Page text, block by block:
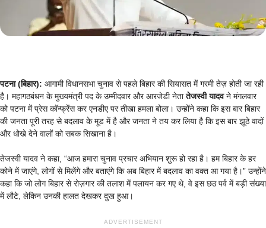
पटना (बिहार): आगामी विधानसभा चुनाव से पहले बिहार की सियासत में गरमी तेज़ होती जा रही
है। महागठबंधन के मुख्यमंत्री पद के उम्मीदवार और आरजेडी नेतातेजस्वी यादवने मंगलवार
को पटना में प्रेस कॉन्फ्रेंस कर एनडीए पर तीखा हमला बोला। उन्होंने कहा कि इस बार बिहार
की जनता पूरी तरह से बदलाव के मूड में है और जनता ने तय कर लिया है कि इस बार झूठे वादों
और धोखे देने वालों को सबक सिखाना है।
तेजस्वी यादव ने कहा, “आज हमारा चुनाव प्रचार अभियान शुरू हो रहा है। हम बिहार के हर
कोने में जाएंगे, लोगों से मिलेंगे और बताएंगे कि अब बिहार में बदलाव का वक्त आ गया है।” उन्होंने
कहा कि जो लोग बिहार से रोज़गार की तलाश में पलायन कर गए थे, वे इस छठ पर्व में बड़ी संख्या
में लौटे, लेकिन उनकी हालत देखकर दुख हुआ।
ADVERTISEMENT